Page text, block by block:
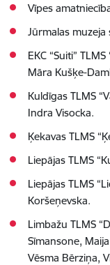
Vīpes
Jūrmalas muzeja
EKC “Suiti”
Māra Kušķe-
Kuldīgas TLMS
Indra Visocka.
Ķekavas TLMS
Liepājas TLMS
Liepājas TLMS
Koršeņevska.
Limbažu TLMS
Sīmansone,
Vēsma Bērziņa,